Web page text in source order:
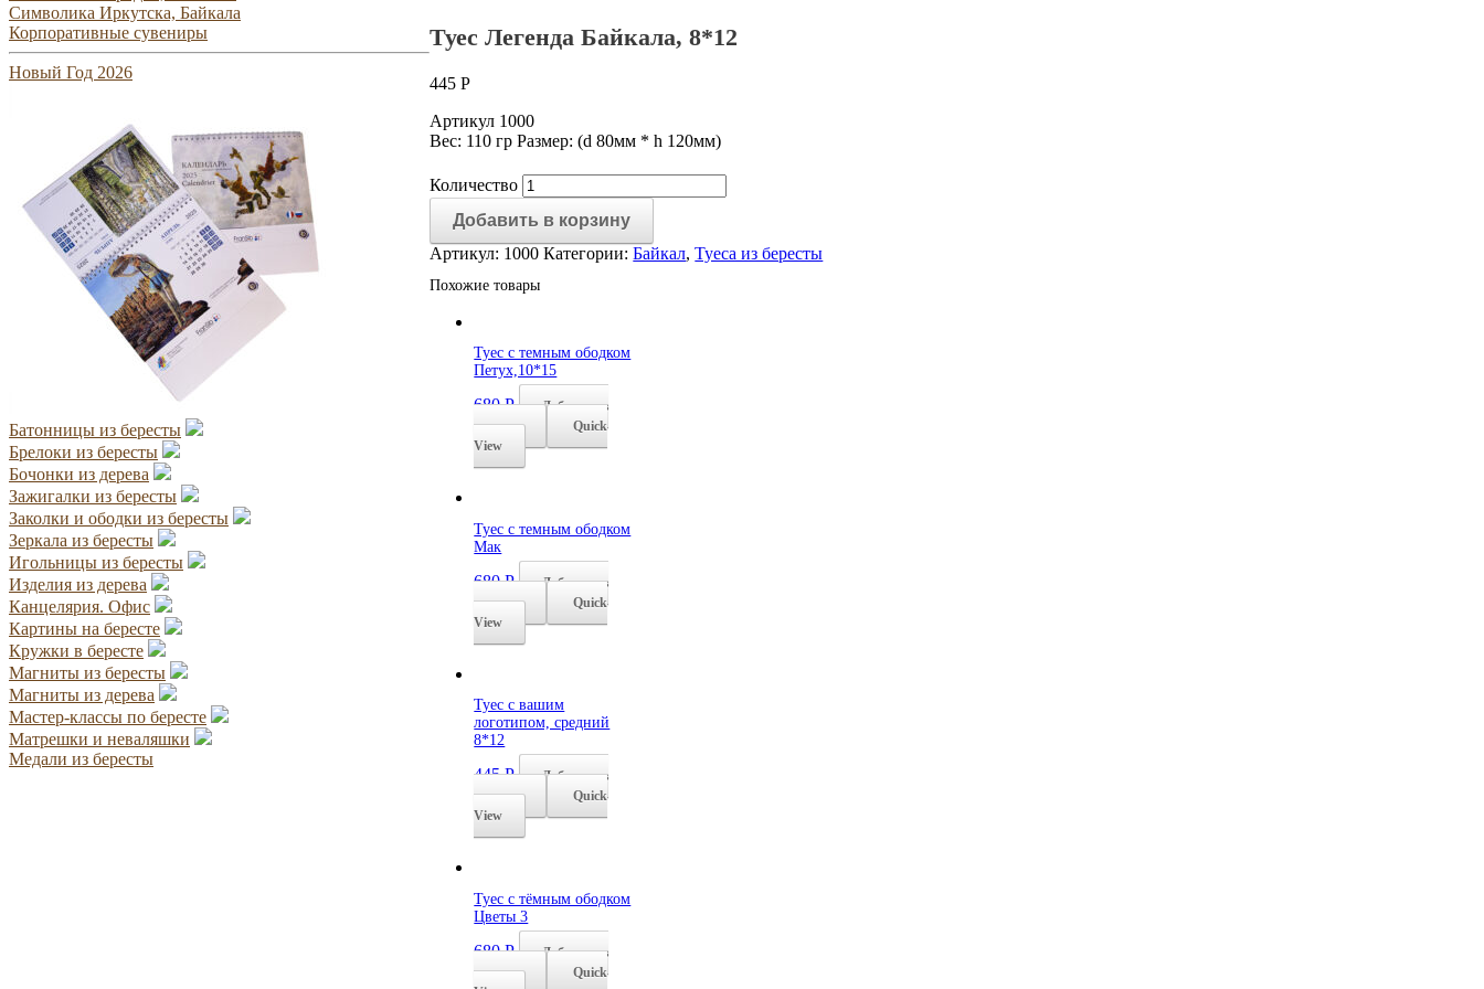
Туес Легенда Байкала, 8*12
445Р
Артикул 1000
Вес: 110 гр Размер: (d 80мм * h 120мм)
Количество
Добавить в корзину
Артикул: 1000 Категории:Байкал,Туеса из бересты
Похожие товары
Туес с темным ободком
Петух,10*15
680Р
Добавить в
корзину
Quick
View
Туес с темным ободком
Мак
680Р
Добавить в
корзину
Quick
View
Туес с вашим
логотипом, средний
8*12
445Р
Добавить в
корзину
Quick
View
Туес с тёмным ободком
Цветы 3
680Р
Добавить в
корзину
Quick
Символика Иркутска, Байкала
Корпоративные сувениры
Новый Год 2026
Батонницы из бересты
Брелоки из бересты
Бочонки из дерева
Зажигалки из бересты
Заколки и ободки из бересты
Зеркала из бересты
Игольницы из бересты
Изделия из дерева
Канцелярия. Офис
Картины на бересте
Кружки в бересте
Магниты из бересты
Магниты из дерева
Мастер-классы по бересте
Матрешки и неваляшки
Медали из бересты